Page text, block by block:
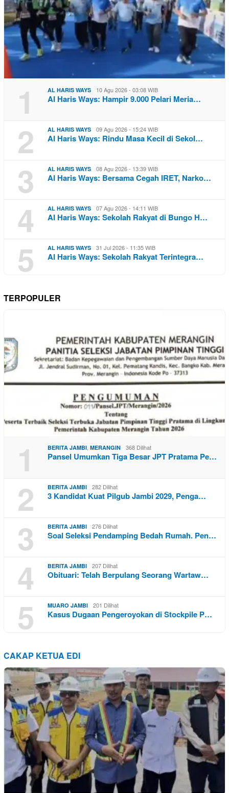
1 AL HARIS WAYS 10 Agu 2026 - 03:08 WIB
Al Haris Ways: Hampir 9.000 Pelari Meria…
2 AL HARIS WAYS 09 Agu 2026 - 15:24 WIB
Al Haris Ways: Rindu Masa Kecil di Sekol…
3 AL HARIS WAYS 08 Agu 2026 - 13:39 WIB
Al Haris Ways: Bersama Cegah IRET, Narko…
4 AL HARIS WAYS 07 Agu 2026 - 14:11 WIB
Al Haris Ways: Sekolah Rakyat di Bungo H…
5 AL HARIS WAYS 31 Jul 2026 - 11:35 WIB
Al Haris Ways: Sekolah Rakyat Terintegra…
TERPOPULER
1 BERITA JAMBI MERANGIN 368 Dilihat
Pansel Umumkan Tiga Besar JPT Pratama Pe…
2 BERITA JAMBI 282 Dilihat
3 Kandidat Kuat Pilgub Jambi 2029, Penga…
3 BERITA JAMBI 276 Dilihat
Soal Seleksi Pendamping Bedah Rumah. Pen…
4 BERITA JAMBI 207 Dilihat
Obituari: Telah Berpulang Seorang Wartaw…
5 MUARO JAMBI 201 Dilihat
Kasus Dugaan Pengeroyokan di Stockpile P…
CAKAP KETUA EDI